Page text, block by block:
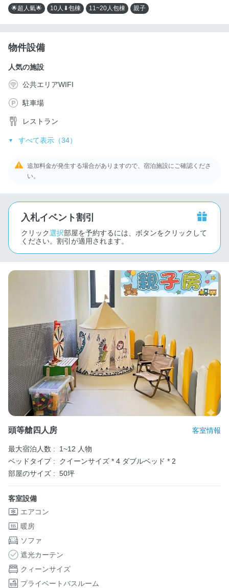
🌟超人氣🌟
10人⬇包棟 11~20人包棟 親子
物件設備
人気の施設
公共エリアWIFI
駐車場
レストラン
すべて表示（34）
追加料金が発生する場合がありますので、宿泊施設にご確認くださ
い。
入札イベント割引
クリック選択部屋を予約するには、ボタンをクリックして
ください。割引が適用されます。
頭等艙四人房 客室情報
最大宿泊人数 :
1~12 人物
ベッドタイプ :
クイーンサイズ * 4 ダブルベッド * 2
部屋のサイズ : 50坪
客室設備
エアコン
暖房
ソファ
遮光カーテン
クィーンサイズ
プライベートバスルーム